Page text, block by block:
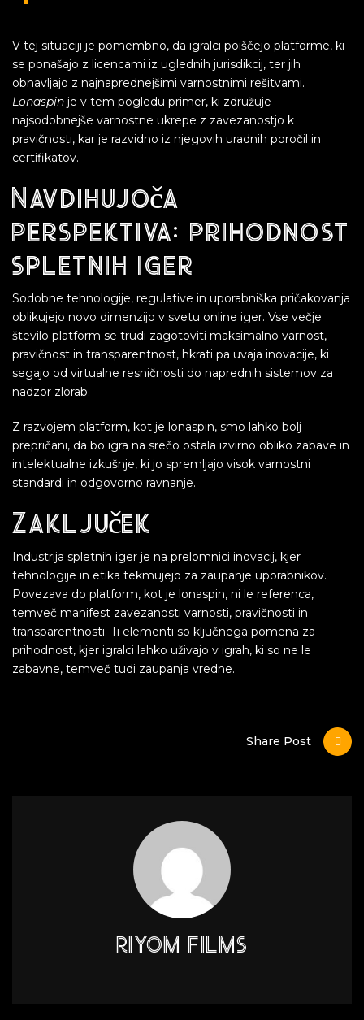
V tej situaciji je pomembno, da igralci poiščejo platforme, ki
se ponašajo z licencami iz uglednih jurisdikcij, ter jih
obnavljajo z najnaprednejšimi varnostnimi rešitvami.
Lonaspin je v tem pogledu primer, ki združuje
najsodobnejše varnostne ukrepe z zavezanostjo k
pravičnosti, kar je razvidno iz njegovih uradnih poročil in
certifikatov.
Navdihujoča
perspektiva: prihodnost
spletnih iger
Sodobne tehnologije, regulative in uporabniška pričakovanja
oblikujejo novo dimenzijo v svetu online iger. Vse večje
število platform se trudi zagotoviti maksimalno varnost,
pravičnost in transparentnost, hkrati pa uvaja inovacije, ki
segajo od virtualne resničnosti do naprednih sistemov za
nadzor zlorab.
Z razvojem platform, kot je lonaspin, smo lahko bolj
prepričani, da bo igra na srečo ostala izvirno obliko zabave in
intelektualne izkušnje, ki jo spremljajo visok varnostni
standardi in odgovorno ravnanje.
Zaključek
Industrija spletnih iger je na prelomnici inovacij, kjer
tehnologije in etika tekmujejo za zaupanje uporabnikov.
Povezava do platform, kot je lonaspin, ni le referenca,
temveč manifest zavezanosti varnosti, pravičnosti in
transparentnosti. Ti elementi so ključnega pomena za
prihodnost, kjer igralci lahko uživajo v igrah, ki so ne le
zabavne, temveč tudi zaupanja vredne.
Share Post
RIYOM FILMS